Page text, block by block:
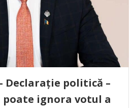
Declarație politică –
poate ignora votul a